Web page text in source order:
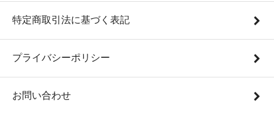
特定商取引法に基づく表記
プライバシーポリシー
お問い合わせ